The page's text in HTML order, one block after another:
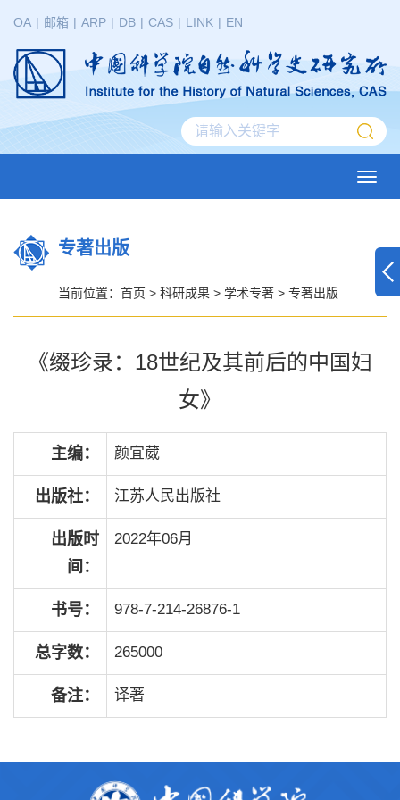
OA | 邮箱 | ARP | DB | CAS | LINK | EN
专著出版
当前位置： 首页 > 科研成果 > 学术专著 > 专著出版
《缀珍录：18世纪及其前后的中国妇
女》
主编： 颜宜葳
出版社： 江苏人民出版社
出版时
间：
2022年06月
书号： 978-7-214-26876-1
总字数： 265000
备注： 译著